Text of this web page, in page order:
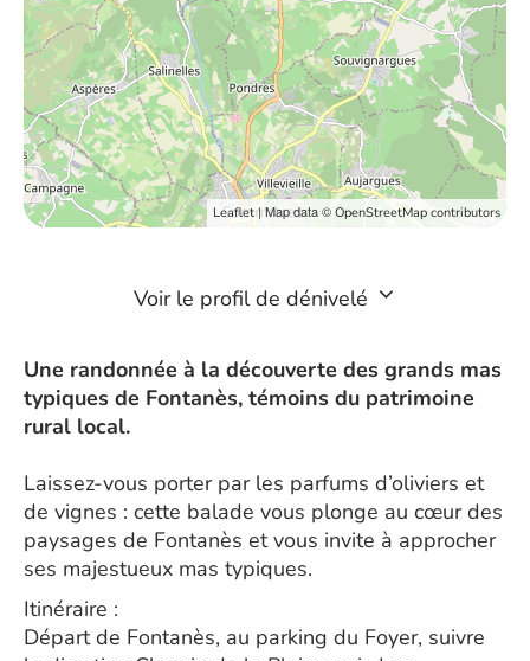
Leaflet| Map data © OpenStreetMap contributors
Voir le profil de dénivelé
Une randonnée à la découverte des grands mas
typiques de Fontanès, témoins du patrimoine
rural local.
Laissez-vous porter par les parfums d’oliviers et
de vignes : cette balade vous plonge au cœur des
paysages de Fontanès et vous invite à approcher
ses majestueux mas typiques.
Itinéraire :
Départ de Fontanès, au parking du Foyer, suivre